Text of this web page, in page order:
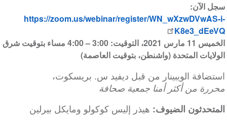
سجل الآن:
https://zoom.us/webinar/register/WN_wXzwDVwAS-i-
K8e3_dEeVQ
الخميس 11 مارس 2021، التوقيت: 3:00 – 4:00 مساء بتوقيت شرق
الولايات المتحدة (واشنطن، بتوقيت العاصمة)
استضافة الويبينار من قبل ديفيد س. بريسكوت،
محررة من أكثر أمنا جمعية صحافة
المتحدثون الضيوف: هيذر إليس كوكولو ومايكل بيرلين